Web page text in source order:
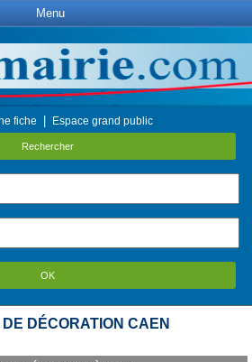
Menu
fiche Espace grand public
Rechercher
OK
DÉCORATION CAEN